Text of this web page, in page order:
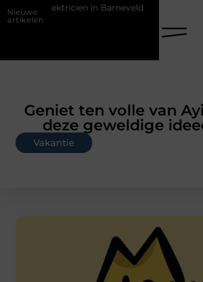
Nieuwe
artikelen
elektricien in Barneveld De Perfecte
Geniet ten volle van
deze geweldige
Vakantie